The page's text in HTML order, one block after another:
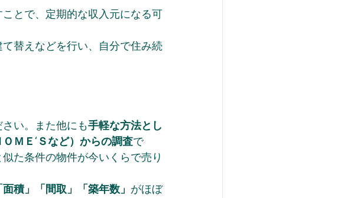
とで、定期的な収入元になる可
替えなどを行い、自分で住み続
い。また他にも手軽な方法とし
ＭＥ‘Ｓなど）からの調査で
た条件の物件が今いくらで売り
積」「間取」「築年数」 がほぼ